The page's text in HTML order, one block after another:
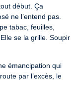
début. Ça
ne l’entend pas.
tabac, feuilles,
se la grille. Soupir
émancipation qui
par l’excès, le